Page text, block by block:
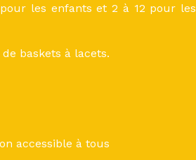
les enfants et 2 à 12 pour les
baskets à lacets.
accessible à tous